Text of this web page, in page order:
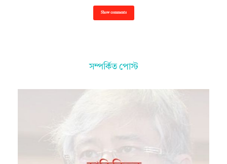
Show comments
সম্পর্কিত পোস্ট